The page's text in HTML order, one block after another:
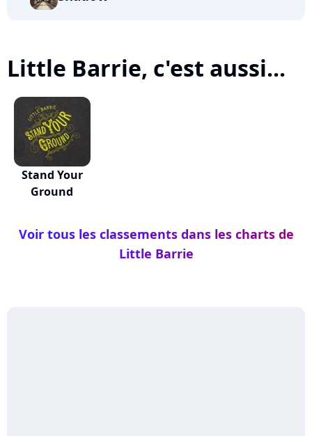
Little Barrie, c'est aussi...
Stand Your
Ground
Voir tous les classements dans les charts de
Little Barrie